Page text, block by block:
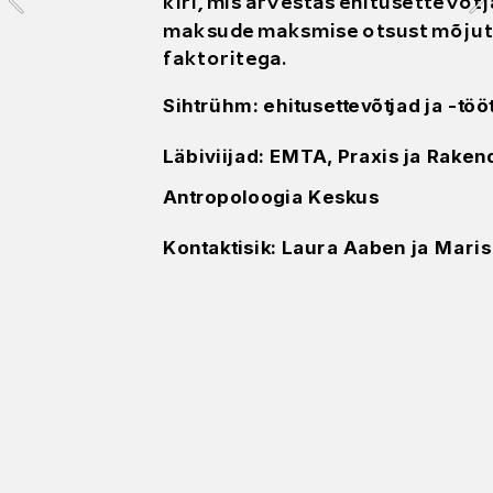
maksude maksmise otsust
faktoritega.
Sihtrühm: ehitusettevõtjad ja -
Läbiviijad: EMTA, Praxis ja
Antropoloogia Keskus
Kontaktisik: Laura Aaben ja